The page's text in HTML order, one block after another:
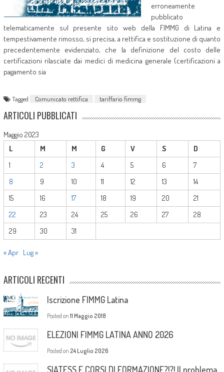
erroneamente
pubblicato
telematicamente sul presente sito web della FIMMG di Latina e
tempestivamente rimosso, si precisa, a rettifica e sostituzione di quanto
precedentemente evidenziato, che la definizione del costo delle
certificazioni rilasciate dai medici di medicina generale (certificazioni a
pagamento sia
Tagged Comunicato rettifica tariffario fimmg
ARTICOLI PUBBLICATI
Maggio 2023
L
M M G V S
D
1
2 3 4 5 6
7
8
9 10 11 12 13
14
15
16 17 18 19 20
21
22
23 24 25 26 27
28
29
30 31
« Apr Lug »
ARTICOLI RECENTI
Iscrizione FIMMG Latina
Posted on 11 Maggio 2018
ELEZIONI FIMMG LATINA ANNO 2026
Posted on 24 Luglio 2026
SIATESS E CORSI DI FORMAZIONE?!?! Il problema